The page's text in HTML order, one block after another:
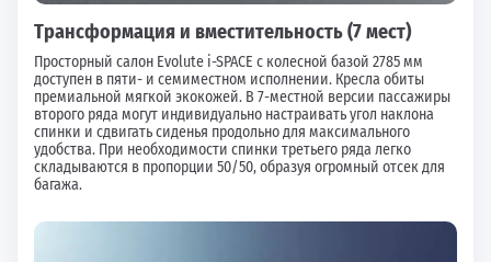
Трансформация и вместительность (7 мест)
Просторный салон Evolute i-SPACE с колесной базой 2785 мм
доступен в пяти- и семиместном исполнении. Кресла обиты
премиальной мягкой экокожей. В 7-местной версии пассажиры
второго ряда могут индивидуально настраивать угол наклона
спинки и сдвигать сиденья продольно для максимального
удобства. При необходимости спинки третьего ряда легко
складываются в пропорции 50/50, образуя огромный отсек для
багажа.